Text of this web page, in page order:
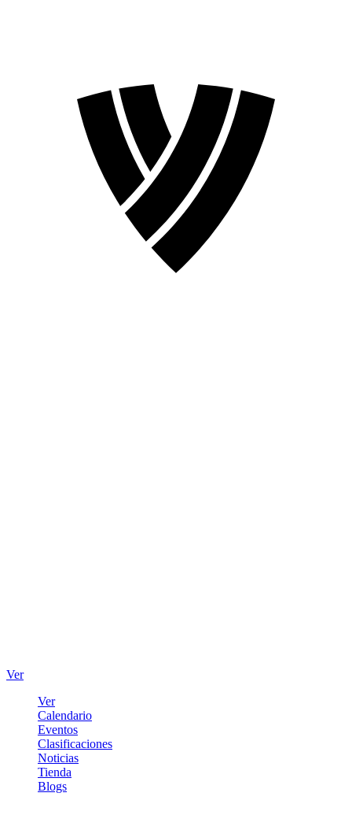
Ver
Ver
Calendario
Eventos
Clasificaciones
Noticias
Tienda
Blogs